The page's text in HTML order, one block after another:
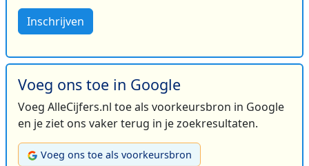
Inschrijven
Voeg ons toe in Google
Voeg AlleCijfers.nl toe als voorkeursbron in Google
en je ziet ons vaker terug in je zoekresultaten.
Voeg ons toe als voorkeursbron